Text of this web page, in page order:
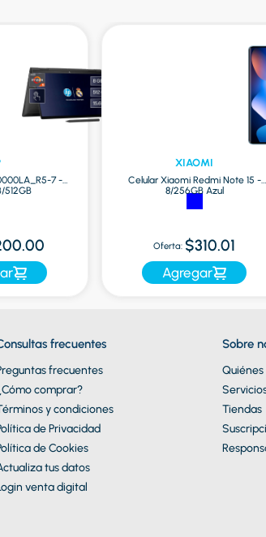
7 -
512GB
XIAOMI
Celular Xiaomi Redmi Note 15 -
8/256GB Azul
Oferta: $310.01
Agregar
frecuentes
frecuentes
comprar?
y condiciones
de Privacidad
de Cookies
tus datos
venta digital
Sobre
Quiénes
Tiendas